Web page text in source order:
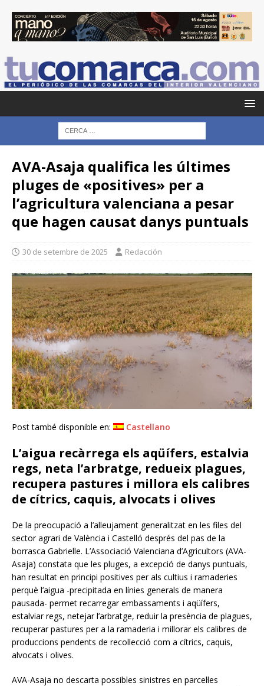
AVA-Asaja qualifica les últimes
pluges de «positives» per a
l’agricultura valenciana a pesar
que hagen causat danys puntuals
30 de setembre de 2025 Redacción
Post també disponible en: Castellano
L’aigua recàrrega els aqüífers, estalvia
regs, neta l’arbratge, redueix plagues,
recupera pastures i millora els calibres
de cítrics, caquis, alvocats i olives
De la preocupació a l’alleujament generalitzat en les files del
sector agrari de València i Castelló després del pas de la
borrasca Gabrielle. L’Associació Valenciana d’Agricultors (AVA-
Asaja) constata que les pluges, a excepció de danys puntuals,
han resultat en principi positives per als cultius i ramaderies
perquè l’aigua -precipitada en línies generals de manera
pausada- permet recarregar embassaments i aqüífers,
estalviar regs, netejar l’arbratge, reduir la presència de plagues,
recuperar pastures per a la ramaderia i millorar els calibres de
produccions pendents de recol·lecció com a cítrics, caquis,
alvocats i olives.
AVA-Asaja no descarta possibles sinistres en parcel·les